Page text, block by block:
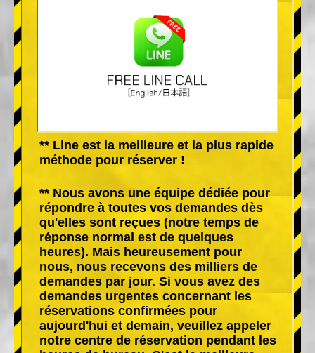
** Line est la meilleure et la plus rapide
méthode pour réserver !
** Nous avons une équipe dédiée pour
répondre à toutes vos demandes dès
qu'elles sont reçues (notre temps de
réponse normal est de quelques
heures). Mais heureusement pour
nous, nous recevons des milliers de
demandes par jour. Si vous avez des
demandes urgentes concernant les
réservations confirmées pour
aujourd'hui et demain, veuillez appeler
notre centre de réservation pendant les